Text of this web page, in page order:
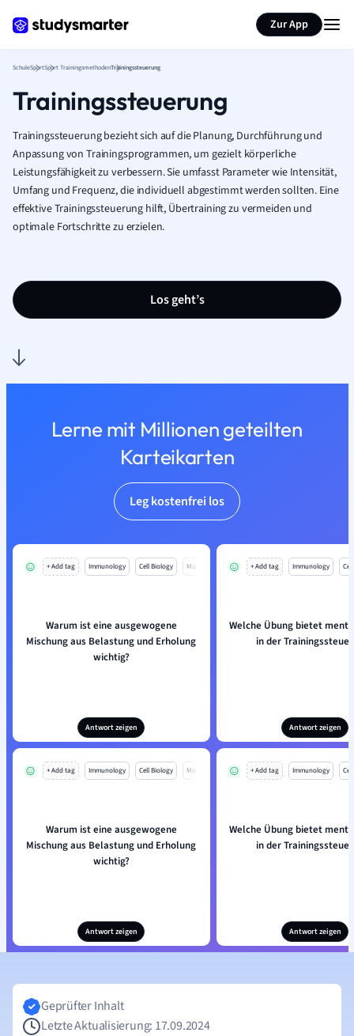
Zur App
SchuleSportSport TrainingsmethodenTrainingssteuerung
Trainingssteuerung
Trainingssteuerung bezieht sich auf die Planung, Durchführung und
Anpassung von Trainingsprogrammen, um gezielt körperliche
Leistungsfähigkeit zu verbessern. Sie umfasst Parameter wie Intensität,
Umfang und Frequenz, die individuell abgestimmt werden sollten. Eine
effektive Trainingssteuerung hilft, Übertraining zu vermeiden und
optimale Fortschritte zu erzielen.
Los geht’s
Lerne mit Millionen geteilten
Karteikarten
Leg kostenfrei los
+ Add tag Immunology Cell Biology Mo
Warum ist eine ausgewogene
Mischung aus Belastung und Erholung
wichtig?
Antwort zeigen
+ Add tag Immunology
Welche Übung bietet
in der
Antwort zeigen
+ Add tag Immunology Cell Biology Mo
Warum ist eine ausgewogene
Mischung aus Belastung und Erholung
wichtig?
Antwort zeigen
+ Add tag Immunology
Welche Übung bietet
in der
Antwort zeigen
Seite zusammenfassen
Geprüfter Inhalt
Letzte Aktualisierung: 17.09.2024